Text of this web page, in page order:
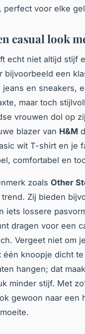
perfect voor elke
casual look
echt niet altijd stijf
bijvoorbeeld een
jeans en sneakers,
maar toch
vrouwen dol op
blazer van H&M
wit T-shirt en je
comfortabel en
zoals Other
Zij bieden
iets lossere
dragen voor een
Vergeet niet om
één knoopje dicht
hangen; dat
minder stijf. Met
gewoon naar een